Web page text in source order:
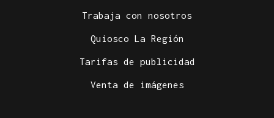
Trabaja con nosotros
Quiosco La Región
Tarifas de publicidad
Venta de imágenes